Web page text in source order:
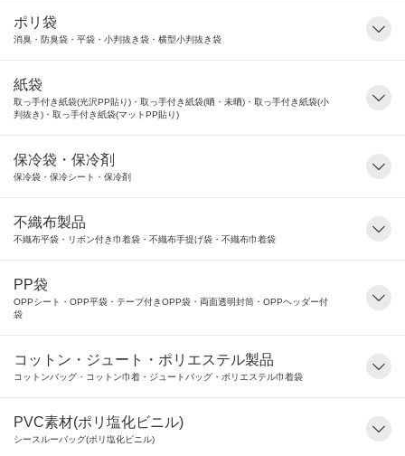
ポリ袋
消臭・防臭袋・平袋・小判抜き袋・横型小判抜き袋
紙袋
取っ手付き紙袋(光沢PP貼り)・取っ手付き紙袋(晒・未晒)・取っ手付き紙袋(小
判抜き)・取っ手付き紙袋(マットPP貼り)
保冷袋・保冷剤
保冷袋・保冷シート・保冷剤
不織布製品
不織布平袋・リボン付き巾着袋・不織布手提げ袋・不織布巾着袋
PP袋
OPPシート・OPP平袋・テープ付きOPP袋・両面透明封筒・OPPヘッダー付
袋
コットン・ジュート・ポリエステル製品
コットンバッグ・コットン巾着・ジュートバッグ・ポリエステル巾着袋
PVC素材(ポリ塩化ビニル)
シースルーバッグ(ポリ塩化ビニル)